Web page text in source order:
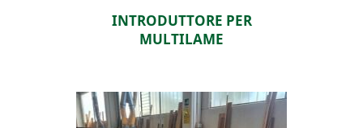
Contactos
INTRODUTTORE PER
MULTILAME